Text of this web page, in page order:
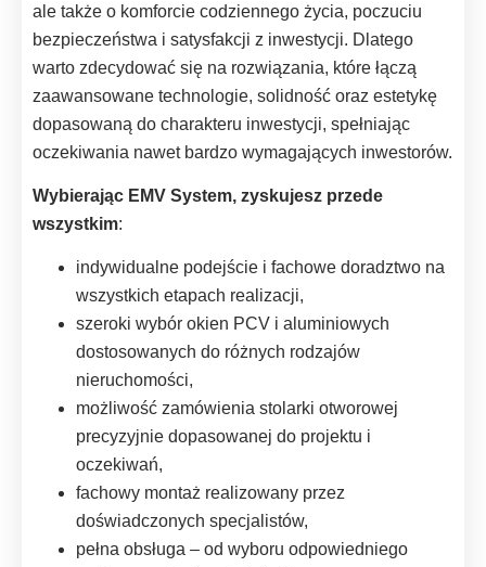
ale także o komforcie codziennego życia, poczuciu
bezpieczeństwa i satysfakcji z inwestycji. Dlatego
warto zdecydować się na rozwiązania, które łączą
zaawansowane technologie, solidność oraz estetykę
dopasowaną do charakteru inwestycji, spełniając
oczekiwania nawet bardzo wymagających inwestorów.
Wybierając EMV System, zyskujesz przede
wszystkim:
indywidualne podejście i fachowe doradztwo na
wszystkich etapach realizacji,
szeroki wybór okien PCV i aluminiowych
dostosowanych do różnych rodzajów
nieruchomości,
możliwość zamówienia stolarki otworowej
precyzyjnie dopasowanej do projektu i
oczekiwań,
fachowy montaż realizowany przez
doświadczonych specjalistów,
pełna obsługa – od wyboru odpowiedniego